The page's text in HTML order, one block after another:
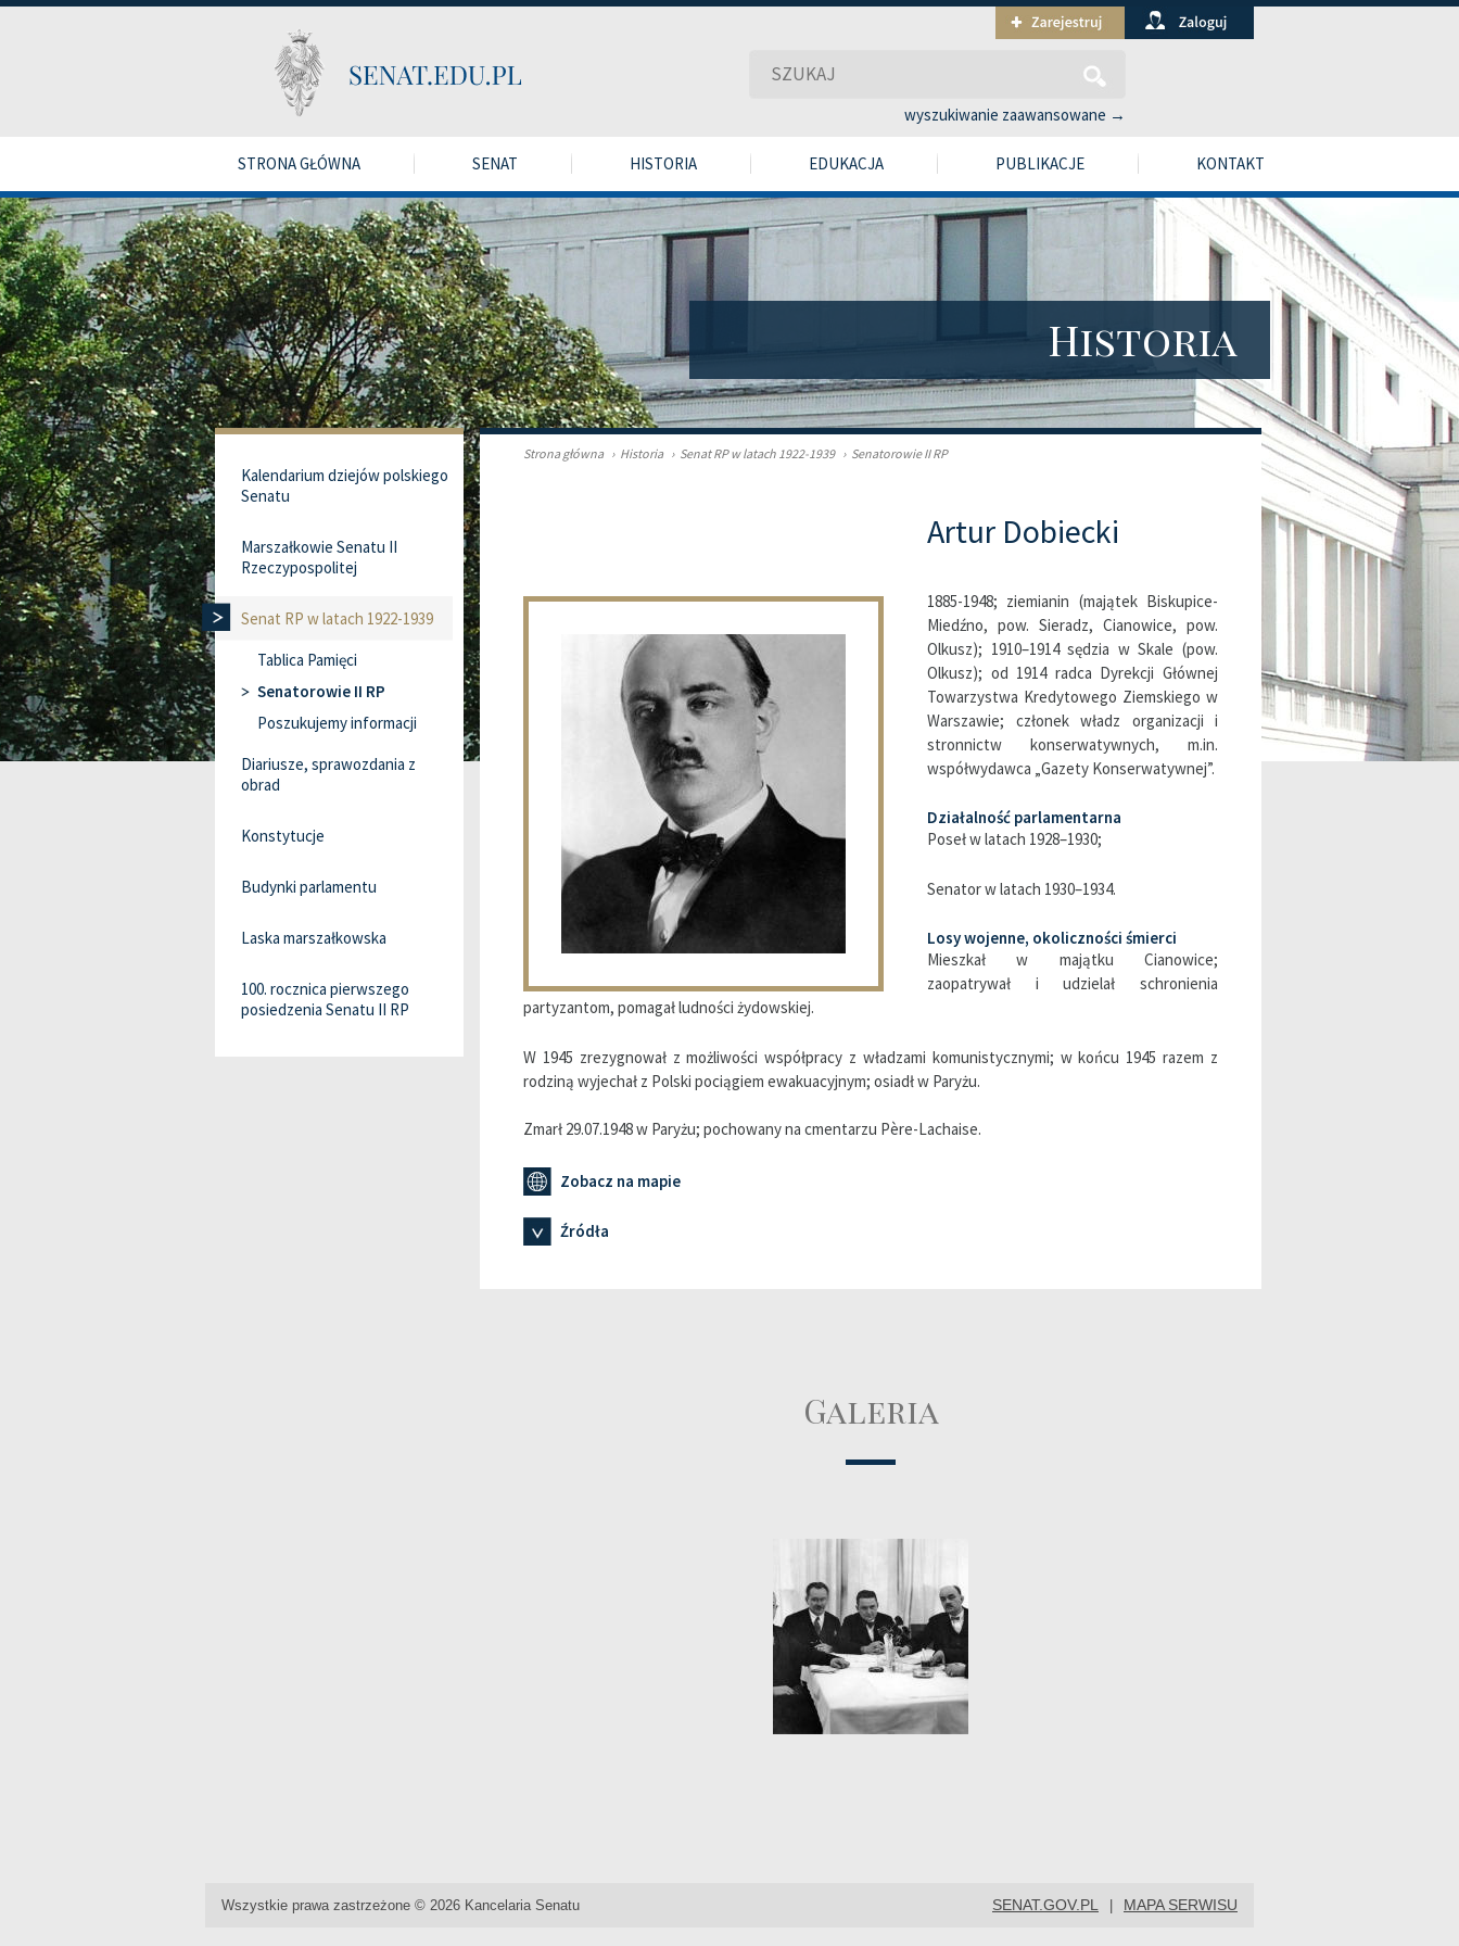
wyszukiwanie zaawansowane →
STRONA GŁÓWNA SENAT HISTORIA EDUKACJA PUBLIKACJE KONTAKT
Historia
Strona główna › Historia › Senat RP w latach 1922-1939 › Senatorowie II RP
Artur Dobiecki
1885-1948; ziemianin (majątek Biskupice-
Miedźno, pow. Sieradz, Cianowice, pow.
Olkusz); 1910–1914 sędzia w Skale (pow.
Olkusz); od 1914 radca Dyrekcji Głównej
Towarzystwa Kredytowego Ziemskiego w
Warszawie; członek władz organizacji i
stronnictw konserwatywnych, m.in.
współwydawca „Gazety Konserwatywnej”.
Działalność parlamentarna
Poseł w latach 1928–1930;
Senator w latach 1930–1934.
Losy wojenne, okoliczności śmierci
Mieszkał w majątku Cianowice;
zaopatrywał i udzielał schronienia
partyzantom, pomagał ludności żydowskiej.
W 1945 zrezygnował z możliwości współpracy z władzami komunistycznymi; w końcu 1945 razem z
rodziną wyjechał z Polski pociągiem ewakuacyjnym; osiadł w Paryżu.
Zmarł 29.07.1948 w Paryżu; pochowany na cmentarzu Père-Lachaise.
Zobacz na mapie
Źródła
Galeria
Kalendarium dziejów polskiego
Senatu
Marszałkowie Senatu II
Rzeczypospolitej
Senat RP w latach 1922-1939
Tablica Pamięci
Senatorowie II RP
Poszukujemy informacji
Diariusze, sprawozdania z
obrad
Konstytucje
Budynki parlamentu
Laska marszałkowska
100. rocznica pierwszego
posiedzenia Senatu II RP
Wszystkie prawa zastrzeżone © 2026 Kancelaria Senatu SENAT.GOV.PL MAPA SERWISU